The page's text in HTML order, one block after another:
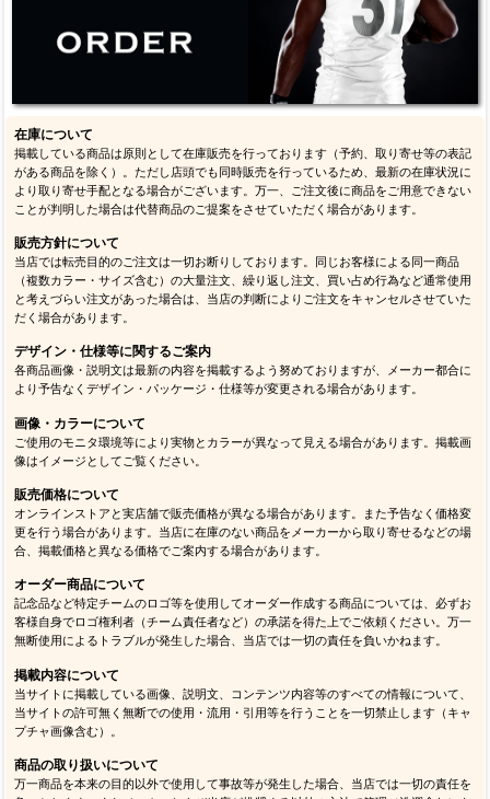
在庫について
掲載している商品は原則として在庫販売を行っております（予約、取り寄せ等の表記
がある商品を除く）。ただし店頭でも同時販売を行っているため、最新の在庫状況に
より取り寄せ手配となる場合がございます。万一、ご注文後に商品をご用意できない
ことが判明した場合は代替商品のご提案をさせていただく場合があります。
販売方針について
当店では転売目的のご注文は一切お断りしております。同じお客様による同一商品
（複数カラー・サイズ含む）の大量注文、繰り返し注文、買い占め行為など通常使用
と考えづらい注文があった場合は、当店の判断によりご注文をキャンセルさせていた
だく場合があります。
デザイン・仕様等に関するご案内
各商品画像・説明文は最新の内容を掲載するよう努めておりますが、メーカー都合に
より予告なくデザイン・パッケージ・仕様等が変更される場合があります。
画像・カラーについて
ご使用のモニタ環境等により実物とカラーが異なって見える場合があります。掲載画
像はイメージとしてご覧ください。
販売価格について
オンラインストアと実店舗で販売価格が異なる場合があります。また予告なく価格変
更を行う場合があります。当店に在庫のない商品をメーカーから取り寄せるなどの場
合、掲載価格と異なる価格でご案内する場合があります。
オーダー商品について
記念品など特定チームのロゴ等を使用してオーダー作成する商品については、必ずお
客様自身でロゴ権利者（チーム責任者など）の承諾を得た上でご依頼ください。万一
無断使用によるトラブルが発生した場合、当店では一切の責任を負いかねます。
掲載内容について
当サイトに掲載している画像、説明文、コンテンツ内容等のすべての情報について、
当サイトの許可無く無断での使用・流用・引用等を行うことを一切禁止します（キャ
プチャ画像含む）。
商品の取り扱いについて
万一商品を本来の目的以外で使用して事故等が発生した場合、当店では一切の責任を